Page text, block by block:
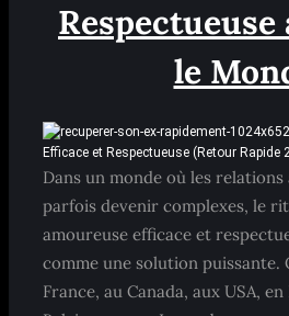
Respectueuse
le
Dans un monde où les
parfois devenir complexes, le
amoureuse efficace et
comme une solution puissante.
France, au Canada, aux USA,